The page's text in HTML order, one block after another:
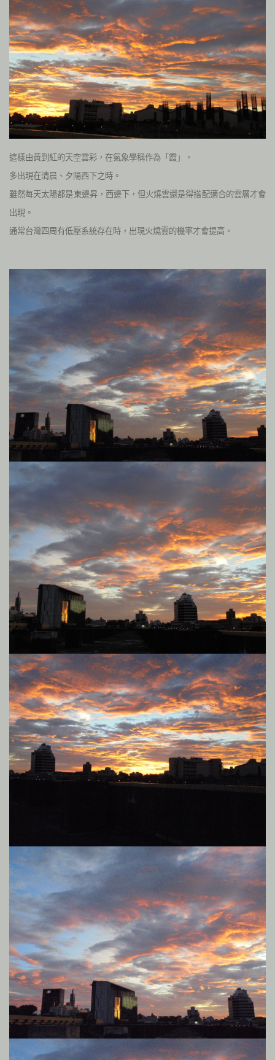
這樣由黃到紅的天空雲彩，在氣象學稱作為「霞」，
多出現在清晨、夕陽西下之時。
雖然每天太陽都是東邊昇，西邊下，但火燒雲還是得搭配適合的雲層才會
出現。
通常台灣四周有低壓系統存在時，出現火燒雲的機率才會提高。